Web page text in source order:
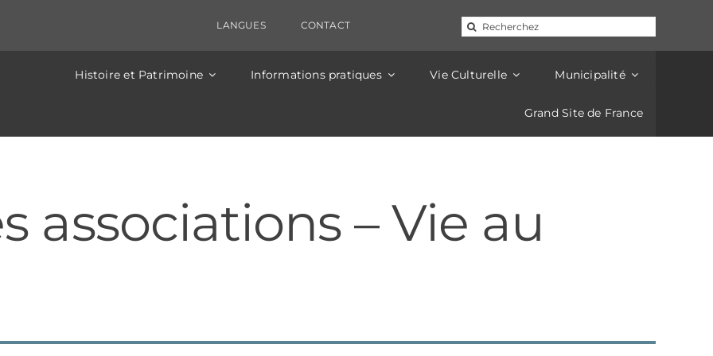
sera fermée entre Clamouse et St-Guilhem de 14h à 16h.
LANGUES CONTACT Rechercher:
Histoire et Patrimoine Informations pratiques Vie Culturelle Municipalité
Grand Site de France
associations – Vie au